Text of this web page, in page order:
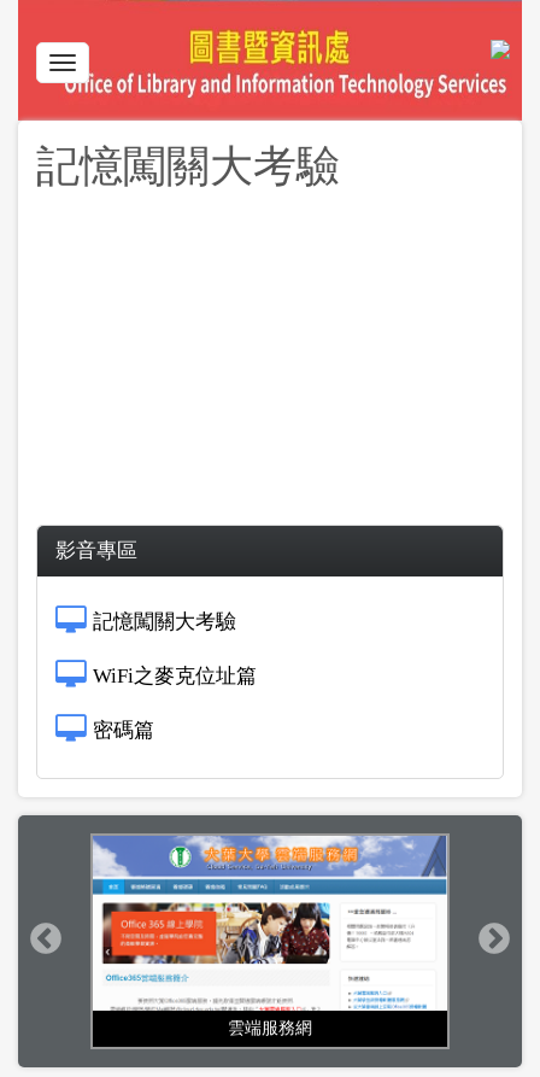
content
Toggle
navigation
記憶闖關大考驗
影音專區
記憶闖關大考驗
WiFi之麥克位址篇
密碼篇
雲端服務網